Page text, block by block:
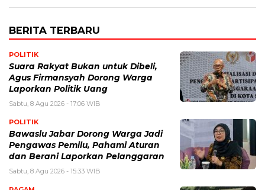
BERITA TERBARU
POLITIK
Suara Rakyat Bukan untuk Dibeli,
Agus Firmansyah Dorong Warga
Laporkan Politik Uang
Sabtu, 8 Agu 2026 - 17:06 WIB
POLITIK
Bawaslu Jabar Dorong Warga Jadi
Pengawas Pemilu, Pahami Aturan
dan Berani Laporkan Pelanggaran
Sabtu, 8 Agu 2026 - 15:33 WIB